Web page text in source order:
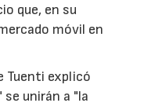
que, en su
móvil en
Tuenti explicó
unirán a "la